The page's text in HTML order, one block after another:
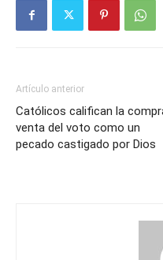
Artículo anterior
Católicos califican la
venta del voto como un
pecado castigado por Dios